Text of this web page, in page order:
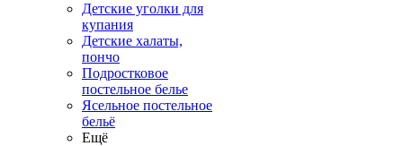
Детские уголки для
купания
Детские халаты,
пончо
Подростковое
постельное белье
Ясельное постельное
бельё
Ещё